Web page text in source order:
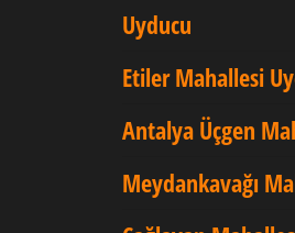
Uyducu
Etiler Mahallesi
Antalya Üçgen
Meydankavağı